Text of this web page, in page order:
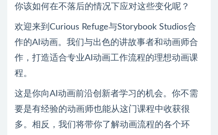
你该如何在不落后的情况下应对这些变化呢？
欢迎来到Curious Refuge与Storybook Studios合
作的AI动画。我们与出色的讲故事者和动画师合
作，打造适合专业AI动画工作流程的理想动画课
程。
这是你向AI动画前沿创新者学习的机会。你不需
要是有经验的动画师也能从这门课程中收获很
多。相反，我们将带你了解动画流程的各个环